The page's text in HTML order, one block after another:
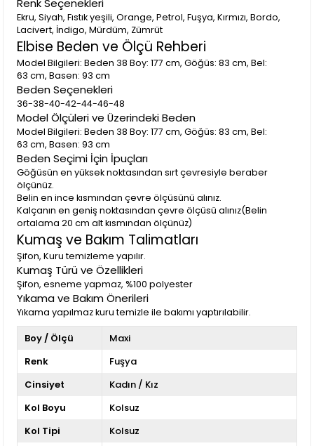
70 kg’a 42 beden aldım tam oldu. Kendi bedeninizi
alabilirsiniz. Kalıbı tam sarıyor.
Ekru, Siyah, Fıstık yeşili, Orange, Petrol, Fuşya, Kırmızı, Bordo,
Lacivert, İndigo, Mürdüm, Zümrüt
Elbise Beden ve Ölçü Rehberi
Model Bilgileri: Beden 38 Boy: 177 cm, Göğüs: 83 cm, Bel:
63 cm, Basen: 93 cm
Beden Seçenekleri
36-38-40-42-44-46-48
Model Ölçüleri ve Üzerindeki Beden
Model Bilgileri: Beden 38 Boy: 177 cm, Göğüs: 83 cm, Bel:
63 cm, Basen: 93 cm
Beden Seçimi İçin İpuçları
Göğüsün en yüksek noktasından sırt çevresiyle beraber
ölçünüz.
Belin en ince kısmından çevre ölçüsünü alınız.
Kalçanın en geniş noktasından çevre ölçüsü alınız(Belin
ortalama 20 cm alt kısmından ölçünüz)
Kumaş ve Bakım Talimatları
Şifon, Kuru temizleme yapılır.
Kumaş Türü ve Özellikleri
Şifon, esneme yapmaz, %100 polyester
Yıkama ve Bakım Önerileri
Yıkama yapılmaz kuru temizle ile bakımı yaptırılabilir.
Boy / Ölçü
Maxi
Renk
Fuşya
Cinsiyet
Kadın / Kız
Kol Boyu
Kolsuz
Kol Tipi
Kolsuz